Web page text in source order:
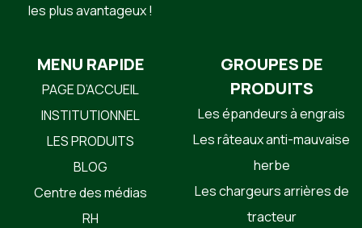
les plus avantageux !
MENU RAPIDE
PAGE D’ACCUEIL
INSTITUTIONNEL
LES PRODUITS
BLOG
Centre des médias
RH
GROUPES DE
PRODUITS
Les épandeurs à engrais
Les râteaux anti-mauvaise
herbe
Les chargeurs arrières de
tracteur